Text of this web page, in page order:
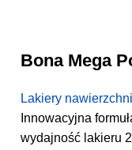
Bona Mega
Lakiery
Innowacyjna
wydajność lakieru